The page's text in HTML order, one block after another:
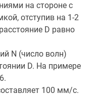
на стороне с
отступив на 1-2
D равно
N (число волн)
D. На примере
100 мм/с.